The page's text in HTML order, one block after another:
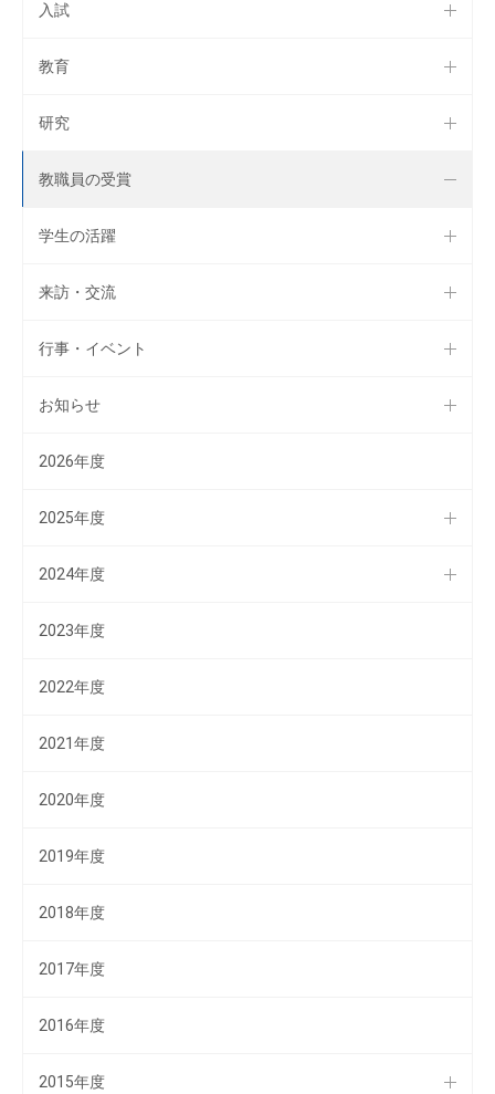
入試
教育
研究
教職員の受賞
学生の活躍
来訪・交流
行事・イベント
お知らせ
2026年度
2025年度
2024年度
2023年度
2022年度
2021年度
2020年度
2019年度
2018年度
2017年度
2016年度
2015年度